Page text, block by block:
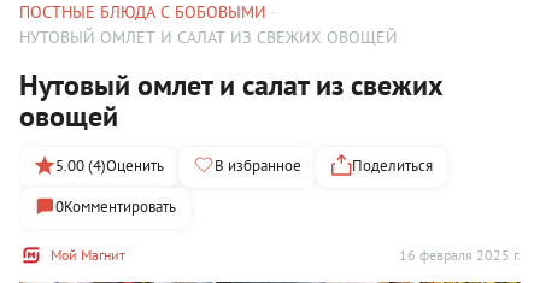
ПОСТНЫЕ БЛЮДА С БОБОВЫМИ
НУТОВЫЙ ОМЛЕТ И САЛАТ ИЗ СВЕЖИХ ОВОЩЕЙ
Нутовый омлет и салат из свежих
овощей
Мой Магнит 16 февраля 2025 г.
5.00 (4)Оценить В избранное
Поделиться
0Комментировать